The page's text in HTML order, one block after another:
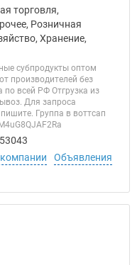
торговля,
Розничная
Хранение,
субпродукты оптом
производителей без
всей РФ Отгрузка из
Для запроса
Группа в воттсап
Объявления